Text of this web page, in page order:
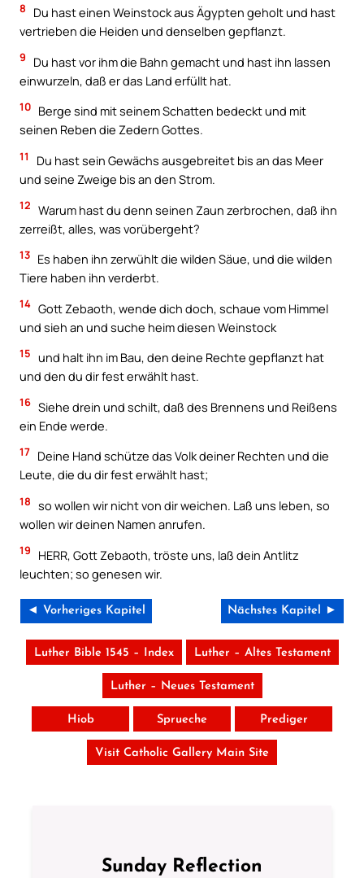
8
Du hast einen Weinstock aus Ägypten geholt und hast
vertrieben die Heiden und denselben gepflanzt.
9
Du hast vor ihm die Bahn gemacht und hast ihn lassen
einwurzeln, daß er das Land erfüllt hat.
10 Berge sind mit seinem Schatten bedeckt und mit
seinen Reben die Zedern Gottes.
11
Du hast sein Gewächs ausgebreitet bis an das Meer
und seine Zweige bis an den Strom.
12 Warum hast du denn seinen Zaun zerbrochen, daß ihn
zerreißt, alles, was vorübergeht?
13 Es haben ihn zerwühlt die wilden Säue, und die wilden
Tiere haben ihn verderbt.
14 Gott Zebaoth, wende dich doch, schaue vom Himmel
und sieh an und suche heim diesen Weinstock
15 und halt ihn im Bau, den deine Rechte gepflanzt hat
und den du dir fest erwählt hast.
16 Siehe drein und schilt, daß des Brennens und Reißens
ein Ende werde.
17 Deine Hand schütze das Volk deiner Rechten und die
Leute, die du dir fest erwählt hast;
18 so wollen wir nicht von dir weichen. Laß uns leben, so
wollen wir deinen Namen anrufen.
19
HERR, Gott Zebaoth, tröste uns, laß dein Antlitz
leuchten; so genesen wir.
◄ Vorheriges Kapitel Nächstes Kapitel ►
Luther Bible 1545 – Index Luther – Altes Testament
Luther – Neues Testament
Hiob Sprueche Prediger
Visit Catholic Gallery Main Site
Sunday Reflection